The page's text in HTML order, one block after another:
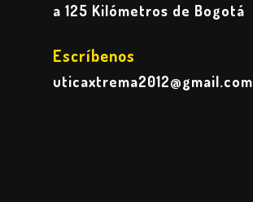
a 125 Kilómetros de Bogotá
Escríbenos
uticaxtrema2012@gmail.com